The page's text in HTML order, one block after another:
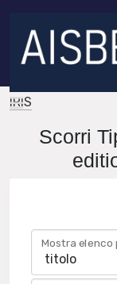
IRIS
Scorri
Mostra elenco